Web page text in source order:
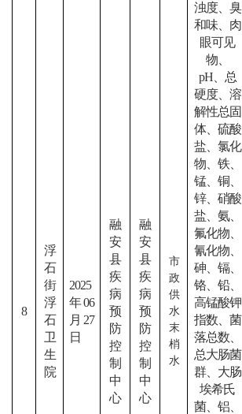
8
浮
石
街
浮
石
卫
生
院
2025
年06
月27
日
融
安
县
疾
病
预
防
控
制
中
心
融
安
县
疾
病
预
防
控
制
中
心
市
政
供
水
末
梢
水
浊度、臭
和味、肉
眼可见
物、
pH、总
硬度、溶
解性总固
体、硫酸
盐、氯化
物、铁、
锰、铜、
锌、硝酸
盐、氨、
氟化物、
氰化物、
砷、镉、
铬、铅、
高锰酸钾
指数、菌
落总数、
总大肠菌
群、大肠
埃希氏
菌、铝、